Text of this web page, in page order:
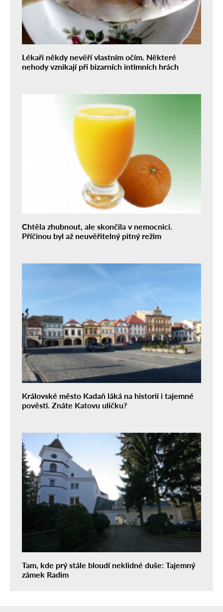
Lékaři někdy nevěří vlastním očím. Některé
nehody vznikají při bizarních intimních hrách
Chtěla zhubnout, ale skončila v nemocnici.
Příčinou byl až neuvěřitelný pitný režim
Královské město Kadaň láká na historii i tajemné
pověsti. Znáte Katovu uličku?
Tam, kde prý stále bloudí neklidné duše: Tajemný
zámek Radim